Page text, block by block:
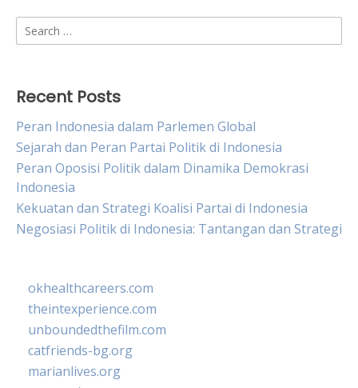
Search
for:
Recent Posts
Peran Indonesia dalam Parlemen Global
Sejarah dan Peran Partai Politik di Indonesia
Peran Oposisi Politik dalam Dinamika Demokrasi
Indonesia
Kekuatan dan Strategi Koalisi Partai di Indonesia
Negosiasi Politik di Indonesia: Tantangan dan Strategi
okhealthcareers.com
theintexperience.com
unboundedthefilm.com
catfriends-bg.org
marianlives.org